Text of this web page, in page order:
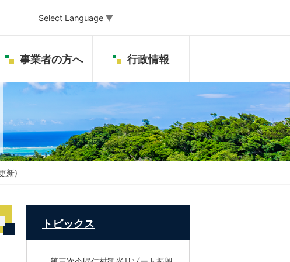
Select Language ▼
事業者の方へ 行政情報
新)
トピックス